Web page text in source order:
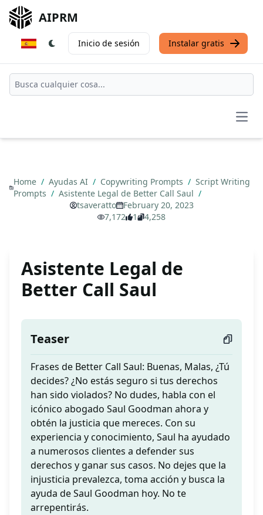
AIPRM
Inicio de sesión Instalar gratis
Home / Ayudas AI / Copywriting Prompts / Script Writing
Prompts / Asistente Legal de Better Call Saul /
tsaveratto
February 20, 2023
7,172
1 4,258
Asistente Legal de
Better Call Saul
Teaser
Frases de Better Call Saul: Buenas, Malas, ¿Tú
decides? ¿No estás seguro si tus derechos
han sido violados? No dudes, habla con el
icónico abogado Saul Goodman ahora y
obtén la justicia que mereces. Con su
experiencia y conocimiento, Saul ha ayudado
a numerosos clientes a defender sus
derechos y ganar sus casos. No dejes que la
injusticia prevalezca, toma acción y busca la
ayuda de Saul Goodman hoy. No te
arrepentirás.